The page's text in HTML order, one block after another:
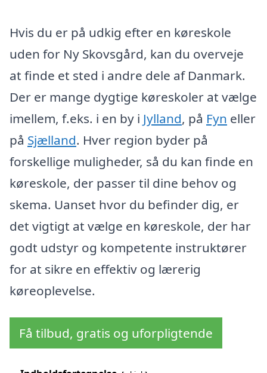
Hvis du er på udkig efter en køreskole
uden for Ny Skovsgård, kan du overveje
at finde et sted i andre dele af Danmark.
Der er mange dygtige køreskoler at vælge
imellem, f.eks. i en by i Jylland, på Fyn eller
på Sjælland. Hver region byder på
forskellige muligheder, så du kan finde en
køreskole, der passer til dine behov og
skema. Uanset hvor du befinder dig, er
det vigtigt at vælge en køreskole, der har
godt udstyr og kompetente instruktører
for at sikre en effektiv og lærerig
køreoplevelse.
Få tilbud, gratis og uforpligtende